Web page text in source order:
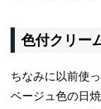
色付クリー
ちなみに以前使
ベージュ色の日